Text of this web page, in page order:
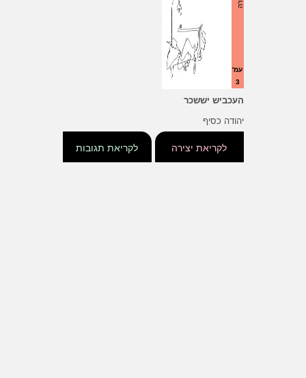
עמ'
3
העכביש יששכר
יהודה כסיף
לקריאת תגובות לקריאת יצירה